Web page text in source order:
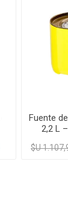
Fuente
2,2 L
$U